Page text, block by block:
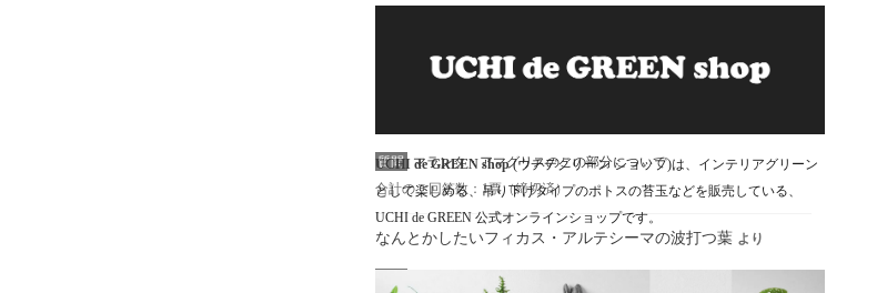
現在のご回答数：16票
質問
マランタ・アマグリスのこの部分について
合計のご回答数：1票（締切済）
なんとかしたいフィカス・アルテシーマの波打つ葉 より
フィカス・アルテシーマの葉がピンと開かずクシャっとしたよう
UCHI de GREEN shop(ウチデグリーン ショップ)は、インテリアグリーン
として楽しめる、吊り下げタイプのポトスの苔玉などを販売している、
UCHI de GREEN 公式オンラインショップです。